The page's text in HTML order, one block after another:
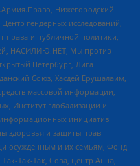
Нижегородский
гендерных исследований,
права и публичной политики,
НАСИЛИЮ.НЕТ, Мы против
Петербург, Лига
Союз, Хасдей Ерушалаим,
массовой информации,
Институт глобализации и
инициатив
здоровья и защиты прав
осужденным и их семьям, Фонд
Так-Так, Сова, центр Анна,